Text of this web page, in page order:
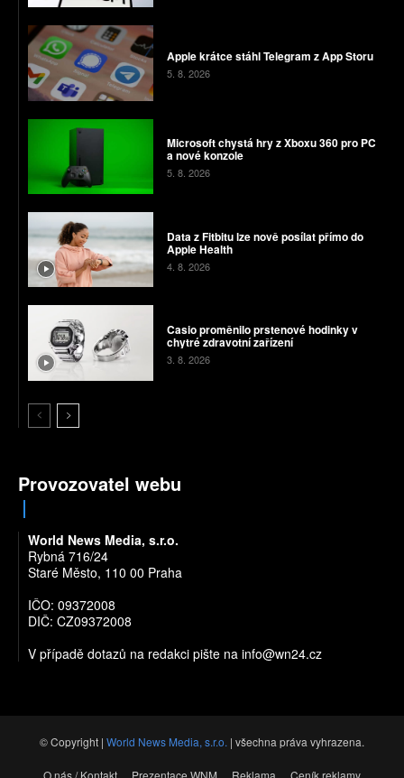
Apple krátce stáhl Telegram z App Storu
5. 8. 2026
Microsoft chystá hry z Xboxu 360 pro PC
a nové konzole
5. 8. 2026
Data z Fitbitu lze nově posílat přímo do
Apple Health
4. 8. 2026
Casio proměnilo prstenové hodinky v
chytré zdravotní zařízení
3. 8. 2026
Provozovatel webu
World News Media, s.r.o.
Rybná 716/24
Staré Město, 110 00 Praha
IČO: 09372008
DIČ: CZ09372008
V případě dotazů na redakci pište na info@wn24.cz
© Copyright | World News Media, s.r.o. | všechna práva vyhrazena.
O nás / Kontakt Prezentace WNM Reklama Ceník reklamy